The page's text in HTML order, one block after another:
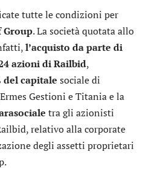
tutte le condizioni per
Group. La società quotata allo
l’acquisto da parte di
azioni di Railbid,
del capitale sociale di
Gestioni e Titania e la
tra gli azionisti
relativo alla corporate
degli assetti proprietari